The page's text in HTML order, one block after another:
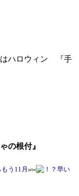
ハロウィン 『手
の根付』
う11月
早い